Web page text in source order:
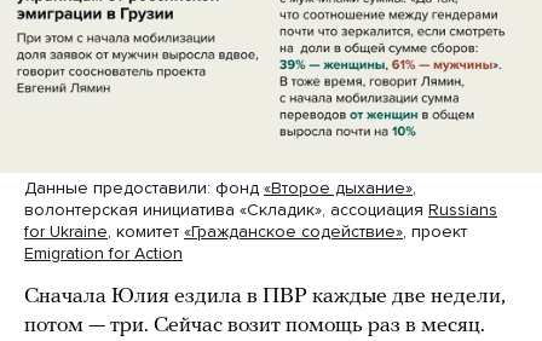
Данные предоставили: фонд «Второе дыхание»,
волонтерская инициатива «Складик», ассоциация Russians
for Ukraine, комитет «Гражданское содействие», проект
Emigration for Action
Сначала Юлия ездила в ПВР каждые две недели,
потом — три. Сейчас возит помощь раз в месяц.